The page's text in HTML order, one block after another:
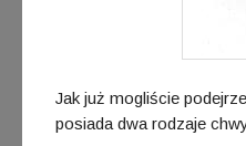
Jak już mogliście
posiada dwa rodzaje